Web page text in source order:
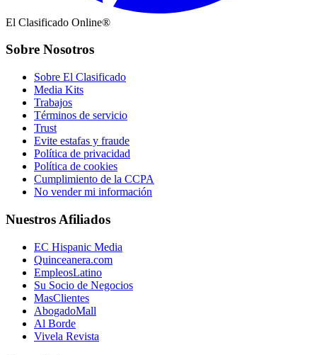
El Clasificado Online®
Sobre Nosotros
Sobre El Clasificado
Media Kits
Trabajos
Términos de servicio
Trust
Evite estafas y fraude
Política de privacidad
Política de cookies
Cumplimiento de la CCPA
No vender mi información
Nuestros Afiliados
EC Hispanic Media
Quinceanera.com
EmpleosLatino
Su Socio de Negocios
MasClientes
AbogadoMall
Al Borde
Vivela Revista